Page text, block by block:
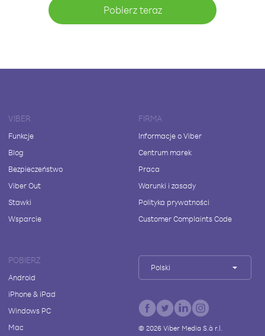
Pobierz teraz
VIBER
Funkcje
Blog
Bezpieczeństwo
Viber Out
Stawki
Wsparcie
FIRMA
Informacje o Viber
Centrum marek
Praca
Warunki i zasady
Polityka prywatności
Customer Complaints Code
POBIERZ
Android
iPhone & iPad
Windows PC
Mac
Polski
© 2026Viber Media S.à r.l.